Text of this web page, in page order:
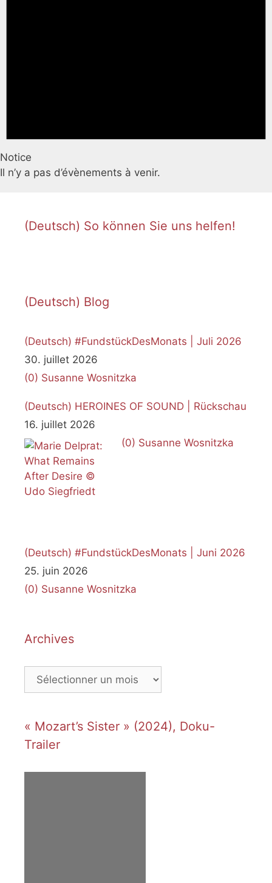
Notice
Il n’y a pas d’évènements à venir.
(Deutsch) So können Sie uns helfen!
(Deutsch) Blog
(Deutsch) #FundstückDesMonats | Juli 2026
30. juillet 2026
(0) Susanne Wosnitzka
(Deutsch) HEROINES OF SOUND | Rückschau
16. juillet 2026
(0) Susanne Wosnitzka
(Deutsch) #FundstückDesMonats | Juni 2026
25. juin 2026
(0) Susanne Wosnitzka
Archives
Archives
« Mozart’s Sister » (2024), Doku-
Trailer